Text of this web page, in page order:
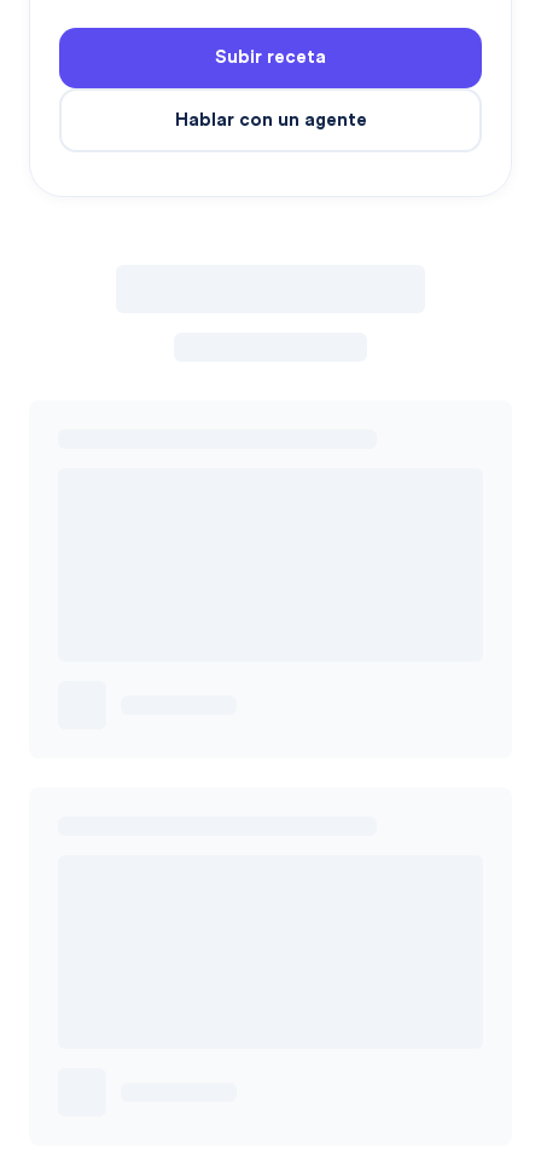
Subir receta
Hablar con un agente